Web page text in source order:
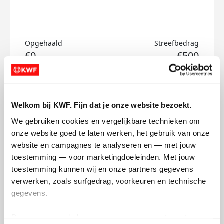
Welkom bij KWF. Fijn dat je onze website bezoekt.
We gebruiken cookies en vergelijkbare technieken om
onze website goed te laten werken, het gebruik van onze
website en campagnes te analyseren en — met jouw
toestemming — voor marketingdoeleinden. Met jouw
toestemming kunnen wij en onze partners gegevens
verwerken, zoals surfgedrag, voorkeuren en technische
gegevens.
Opgehaald
€0
Streefbedrag
€500
Doneer
Ezra's badges